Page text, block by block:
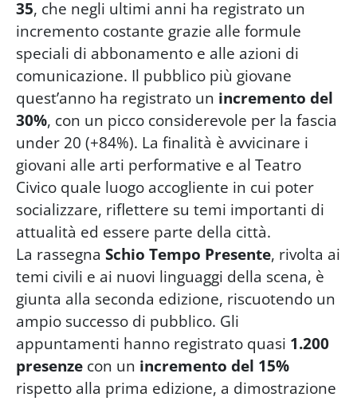
35, che negli ultimi anni ha registrato un
incremento costante grazie alle formule
speciali di abbonamento e alle azioni di
comunicazione. Il pubblico più giovane
quest’anno ha registrato un incremento del
30%, con un picco considerevole per la fascia
under 20 (+84%). La finalità è avvicinare i
giovani alle arti performative e al Teatro
Civico quale luogo accogliente in cui poter
socializzare, riflettere su temi importanti di
attualità ed essere parte della città.
La rassegna Schio Tempo Presente, rivolta ai
temi civili e ai nuovi linguaggi della scena, è
giunta alla seconda edizione, riscuotendo un
ampio successo di pubblico. Gli
appuntamenti hanno registrato quasi 1.200
presenze con un incremento del 15%
rispetto alla prima edizione, a dimostrazione